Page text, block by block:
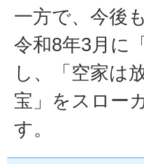
一方で、今後
令和8年3月に「
し、「空家は
宝」をスロー
す。